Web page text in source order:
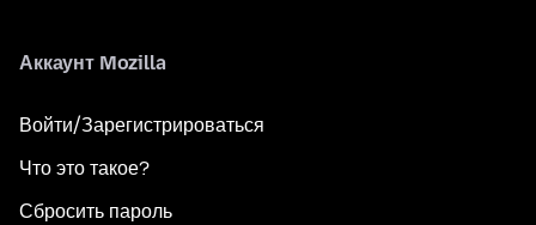
Аккаунт Mozilla
Войти/Зарегистрироваться
Что это такое?
Сбросить пароль